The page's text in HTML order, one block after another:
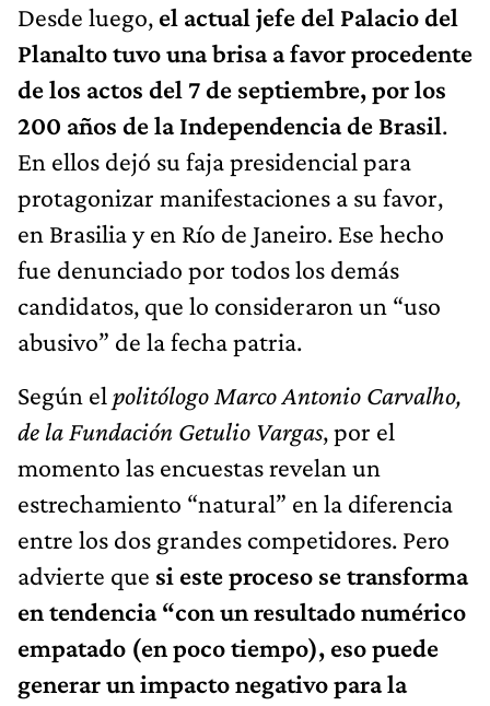
Desde luego, el actual jefe del Palacio del
Planalto tuvo una brisa a favor procedente
de los actos del 7 de septiembre, por los
200 años de la Independencia de Brasil.
En ellos dejó su faja presidencial para
protagonizar manifestaciones a su favor,
en Brasilia y en Río de Janeiro. Ese hecho
fue denunciado por todos los demás
candidatos, que lo consideraron un “uso
abusivo” de la fecha patria.
Según el politólogo Marco Antonio Carvalho,
de la Fundación Getulio Vargas, por el
momento las encuestas revelan un
estrechamiento “natural” en la diferencia
entre los dos grandes competidores. Pero
advierte que si este proceso se transforma
en tendencia “con un resultado numérico
empatado (en poco tiempo), eso puede
generar un impacto negativo para la